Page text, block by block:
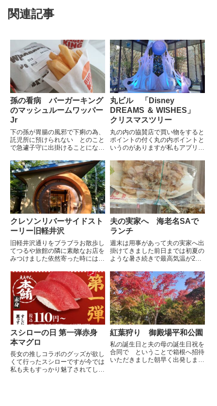
関連記事
孫の看病 バーガーキング
のマッシュルームワッパー
Jr
下の孫が胃腸の風邪で下痢の為、
託児所に預けられない とのこと
で急遽子守に出掛けることになり
い今回は下の孫以外はみんな元気
だそうです長女は上の孫を幼稚園
に預けた後職場に向うので7:30に
は家を出るので7:20には...
丸ビル 「Disney
DREAMS ＆ WISHES」
クリスマスツリー
丸の内の協賛店で買い物をすると
ポイントの付く丸の内ポイントと
いうのがありますが私もアプリを
されてしまいますとメールをもら
いましたのでそれはいけないと仕
事終わり、クリスマスイルミネー
ションを見ながら丸ビルへ出掛
け...
クレソンリバーサイドスト
ーリー旧軽井沢
旧軽井沢通りをブラブラお散歩し
てつるや旅館の隣に素敵なお店を
みつけました依然寄った時にはな
めて見かけましたクレソンリバー
サイドストーリー軽井沢素敵な入
り口こちらの入り口は何かで見た
ことがあります確か なかなか
予...
夫の実家へ 海老名SAで
ランチ
週末は用事があって夫の実家へ出
掛けてきました前日までは初夏の
ような暑さ続きで最高気温が25℃
る日は肌寒い陽気になっていまし
た本来の陽気に戻っただけのよう
な気もしますが気温差が10度も
あるので体調を崩さないように...
スシローの日 第一弾赤身
本マグロ
長女の推しコラボのグッズが欲し
くて行ったスシローですが今では
私も夫もすっかり魅了されてしま
紅葉狩り 御殿場平和公園
私の誕生日と夫の母の誕生日祝を
合同で ということで箱根へ招待
いただきました朝早く出発しまし